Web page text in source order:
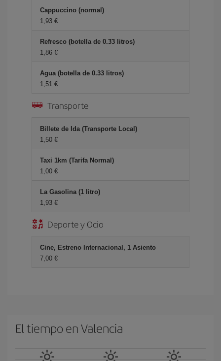
Cappuccino (normal)
1,93 €
Refresco (botella de 0.33 litros)
1,86 €
Agua (botella de 0.33 litros)
1,51 €
Transporte
Billete de Ida (Transporte Local)
1,50 €
Taxi 1km (Tarifa Normal)
1,00 €
La Gasolina (1 litro)
1,93 €
Deporte y Ocio
Cine, Estreno Internacional, 1 Asiento
7,00 €
El tiempo en Valencia